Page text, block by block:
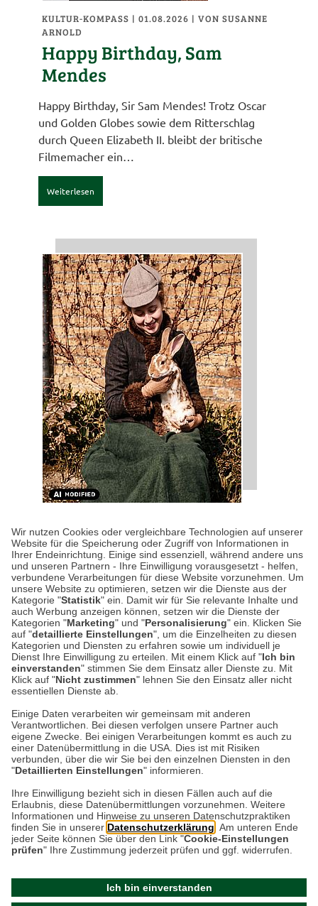
Wir nutzen Cookies oder vergleichbare Technologien auf unserer
Website für die Speicherung oder Zugriff von Informationen in
Ihrer Endeinrichtung. Einige sind essenziell, während andere uns
und unseren Partnern - Ihre Einwilligung vorausgesetzt - helfen,
verbundene Verarbeitungen für diese Website vorzunehmen. Um
unsere Website zu optimieren, setzen wir die Dienste aus der
Kategorie "Statistik" ein. Damit wir für Sie relevante Inhalte und
auch Werbung anzeigen können, setzen wir die Dienste der
Kategorien "Marketing" und "Personalisierung" ein. Klicken Sie
auf "detaillierte Einstellungen", um die Einzelheiten zu diesen
Kategorien und Diensten zu erfahren sowie um individuell je
Dienst Ihre Einwilligung zu erteilen. Mit einem Klick auf "Ich bin
einverstanden" stimmen Sie dem Einsatz aller Dienste zu. Mit
Klick auf "Nicht zustimmen" lehnen Sie den Einsatz aller nicht
essentiellen Dienste ab.
Einige Daten verarbeiten wir gemeinsam mit anderen
Verantwortlichen. Bei diesen verfolgen unsere Partner auch
eigene Zwecke. Bei einigen Verarbeitungen kommt es auch zu
einer Datenübermittlung in die USA. Dies ist mit Risiken
verbunden, über die wir Sie bei den einzelnen Diensten in den
"Detaillierten Einstellungen" informieren.
Ihre Einwilligung bezieht sich in diesen Fällen auch auf die
Erlaubnis, diese Datenübermittlungen vorzunehmen. Weitere
Informationen und Hinweise zu unseren Datenschutzpraktiken
finden Sie in unserer Datenschutzerklärung . Am unteren Ende
jeder Seite können Sie über den Link "Cookie-Einstellungen
prüfen" Ihre Zustimmung jederzeit prüfen und ggf. widerrufen.
Ich bin einverstanden
KULTUR-KOMPASS | 01.08.2026 |VON SUSANNE
ARNOLD
Happy Birthday, Sam
Mendes
Happy Birthday, Sir Sam Mendes! Trotz Oscar
und Golden Globes sowie dem Ritterschlag
durch Queen Elizabeth II. bleibt der britische
Filmemacher ein…
Weiterlesen
ARNOLD
Happy Birthday, Beatrix
Potter!
Wer kennt sie nicht, die Geschichten von
Peter Hase und Jemima Pratschel-Watschel?
Heute vor 160 Jahren wurde ihre großartige
Erfinderin Beatrix…
Weiterlesen
Datenschutz Impressum
Kontakt
Netiquette